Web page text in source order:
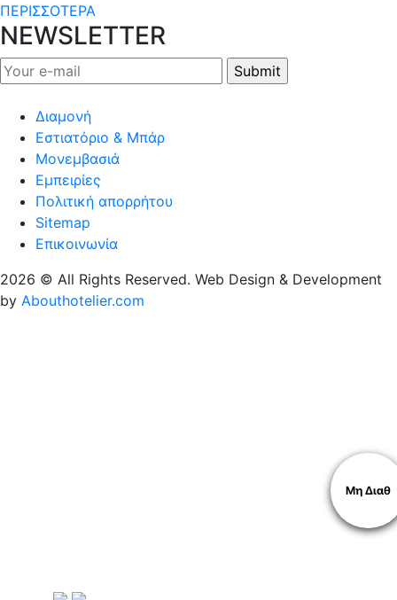
ΠΕΡΙΣΣΟΤΕΡΑ
NEWSLETTER
Διαμονή
Εστιατόριο & Μπάρ
Μονεμβασιά
Εμπειρίες
Πολιτική απορρήτου
Sitemap
Επικοινωνία
2026 © All Rights Reserved. Web Design & Development
by Abouthotelier.com
Μη Διαθ